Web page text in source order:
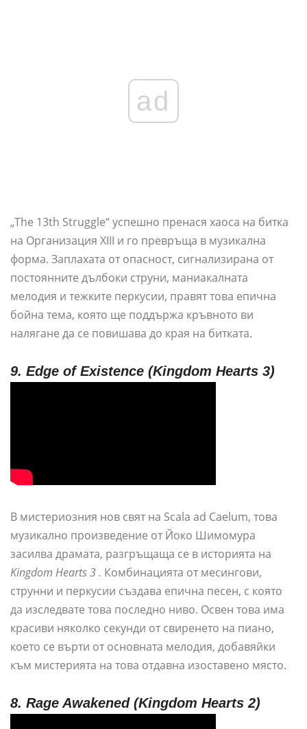
ad
„The 13th Struggle“ успешно пренася хаоса на битка
на Организация XIII и го превръща в музикална
форма. Заплахата от опасност, сигнализирана от
постоянните дълбоки струни, маниакалната
мелодия и тежките перкусии, правят това епична
бойна тема, която ще поддържа кръвното ви
налягане да се повишава до края на битката.
9. Edge of Existence (Kingdom Hearts 3)
В мистериозния нов свят на Scala ad Caelum, това
музикално произведение от Йоко Шимомура
засилва драмата, разгръщаща се в историята на
Kingdom Hearts 3 . Комбинацията от месингови,
струнни и перкусии създава епична песен, с която
да изследвате това последно ниво. Освен това има
красиви няколко секунди от свиренето на пиано,
което се върти от основната мелодия, добавяйки
към мистерията на това отдавна изоставено място.
8. Rage Awakened (Kingdom Hearts 2)